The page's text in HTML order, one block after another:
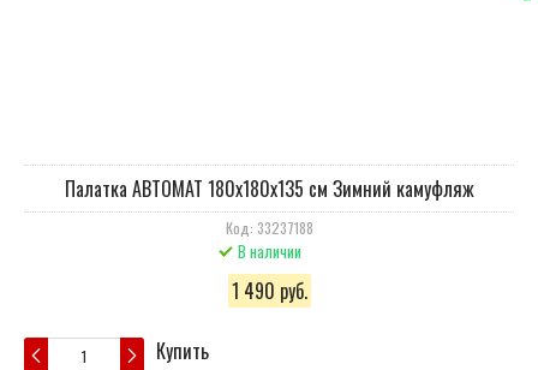
Палатка АВТОМАТ 180х180х135 см Зимний камуфляж
Код: 33237188
В наличии
1 490 руб.
Купить